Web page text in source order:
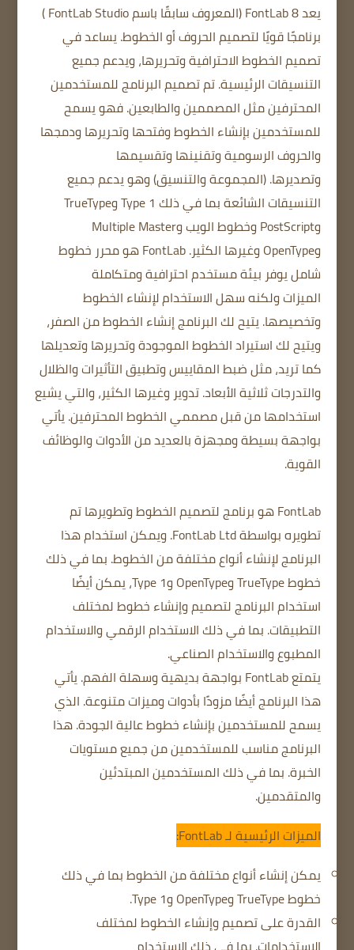
يعد FontLab 8 (المعروف
سابقًا باسم FontLab Studio )
برنامجًا قويًا لتصميم الحروف أو الخطوط. يساعد في
تصميم الخطوط الاحترافية وتحريرها، ويدعم جميع
التنسيقات الرئيسية. تم تصميم البرنامج للمستخدمين
المحترفين مثل المصممينوالطابعين.فهو يسمح
للمستخدمين بإنشاء الخطوط وفتحها وتحريرها ودمجها
والحروف الرسومية وتقنينها وتقسيمها
وتصديرها.(المجموعة والتنسيق) وهو يدعم جميع
التنسيقات الشائعة بما في ذلك Type 1 وTrueType
وPostScript وخطوط الويب وMultiple Master
وOpenType وغيرها الكثير.
FontLab هو محرر خطوط
شامل يوفر بيئة مستخدم احترافية ومتكاملة
الميزات ولكنه سهل الاستخدام لإنشاء الخطوط
وتخصيصها.يتيح لك البرنامج إنشاء الخطوط من الصفر،
ويتيح لك استيراد الخطوط الموجودة وتحريرها وتعديلها
كما تريد، مثل ضبط المقاييس وتطبيق التأثيرات والظلال
والتدرجات ثلاثية الأبعاد.تدوير وغيرها الكثير، والتي يشيع
استخدامها من قبل مصممي الخطوط المحترفين.يأتي
بواجهة بسيطةومجهزة بالعديد من الأدوات والوظائف
القوية.
FontLab هو برنامج لتصميم الخطوط وتطويرها تم
تطويره بواسطة FontLab Ltd. ويمكن استخدام هذا
البرنامج لإنشاء أنواعمختلفة من الخطوط. بما في ذلك
خطوط TrueType وOpenType وType 1، يمكن أيضًا
استخدام البرنامج لتصميم وإنشاء خطوط لمختلف
التطبيقات. بما في ذلك الاستخدام الرقميوالاستخدام
المطبوعوالاستخدام الصناعي.
يتمتع FontLab بواجهة بديهية وسهلة الفهم.
يأتي
هذا البرنامج أيضًا مزودًا بأدوات وميزات متنوعة. الذي
يسمح للمستخدمين بإنشاء خطوط عالية الجودة.هذا
البرنامج مناسب للمستخدمين من جميع مستويات
الخبرة. بما في ذلك المستخدمين المبتدئين
والمتقدمين.
الميزات الرئيسية لـ FontLab:
يمكن إنشاء أنواع مختلفة من الخطوطبما في ذلك
خطوط TrueType وOpenType وType 1.
القدرة على تصميم وإنشاء الخطوط لمختلف